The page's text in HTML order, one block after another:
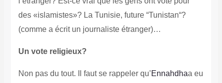
des «islamistes»? La Tunisie, future “Tunistan“?
(comme a écrit un journaliste étranger)…
Un vote religieux?
Non pas du tout. Il faut se rappeler qu’Ennahdhaa eu